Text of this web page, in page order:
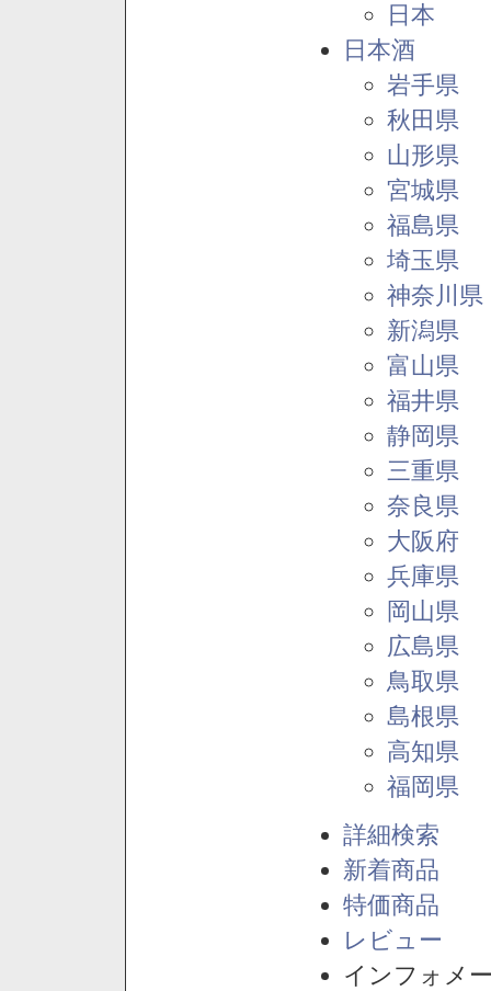
日本
日本酒
岩手県
秋田県
山形県
宮城県
福島県
埼玉県
神奈川県
新潟県
富山県
福井県
静岡県
三重県
奈良県
大阪府
兵庫県
岡山県
広島県
鳥取県
島根県
高知県
福岡県
詳細検索
新着商品
特価商品
レビュー
インフォメ